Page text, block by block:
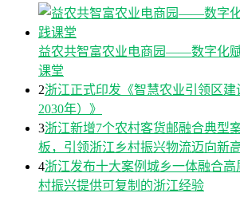
益农共智富农业电商园——数字化
课堂
2浙江正式印发《智慧农业引领区
2030年）》
3浙江新增7个农村客货邮融合典型
板，引领浙江乡村振兴物流迈向新
4浙江发布十大案例城乡一体融合
村振兴提供可复制的浙江经验